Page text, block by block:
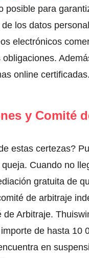
posible para
los datos
electrónicos
online certificadas.
y Comité
estas certezas?
queja. Cuando no
gratuita de
de arbitraje
de Arbitraje.
de hasta 10
en